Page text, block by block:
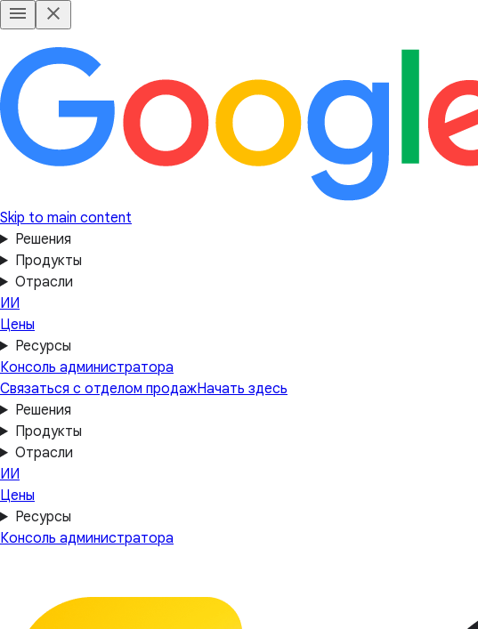
Skip to main content
Решения
Продукты
Отрасли
ИИ
Цены
Ресурсы
Консоль администратора
Связаться с отделом продажНачать здесь
Решения
Продукты
Отрасли
ИИ
Цены
Ресурсы
Консоль администратора